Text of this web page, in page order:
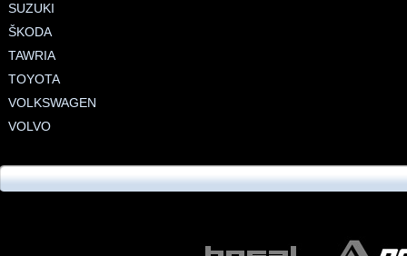
SUZUKI
ŠKODA
TAWRIA
TOYOTA
VOLKSWAGEN
VOLVO